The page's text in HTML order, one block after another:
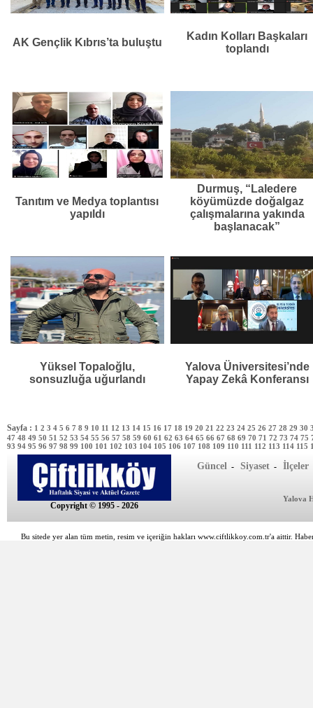
AK Gençlik Kıbrıs’ta buluştu
Kadın Kolları Başkaları
toplandı
Tanıtım ve Medya toplantısı
yapıldı
Durmuş, “Laledere
köyümüzde doğalgaz
çalışmalarına yakında
başlanacak”
Yüksel Topaloğlu,
sonsuzluğa uğurlandı
Yalova Üniversitesi’nde
Yapay Zekâ Konferansı
Sayfa : 1 2 3 4 5 6 7 8 9 10 11 12 13 14 15 16 17 18 19 20 21 22 23 24 25 26 27 28 29 30
47 48 49 50 51 52 53 54 55 56 57 58 59 60 61 62 63 64 65 66 67 68 69 70 71 72 73 74 75
93 94 95 96 97 98 99 100 101 102 103 104 105 106 107 108 109 110 111 112 113 114 115
Copyright © 1995 - 2026
Güncel -Siyaset -İlçeler
Yalova
Bu sitede yer alan tüm metin, resim ve içeriğin hakları www.ciftlikkoy.com.tr'a aittir.